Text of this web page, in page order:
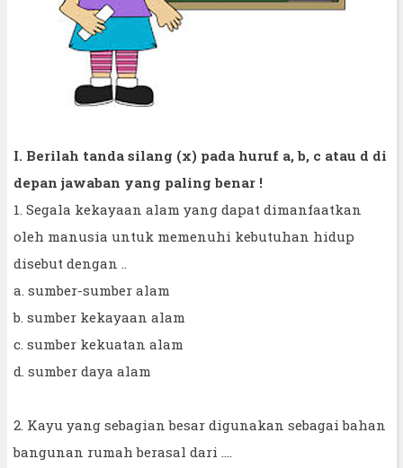
I. Berilah tanda silang (x) pada huruf a, b, c atau d di
depan jawaban yang paling benar !
1. Segala kekayaan alam yang dapat dimanfaatkan
oleh manusia untuk memenuhi kebutuhan hidup
disebut dengan ..
a. sumber-sumber alam
b. sumber kekayaan alam
c. sumber kekuatan alam
d. sumber daya alam
2. Kayu yang sebagian besar digunakan sebagai bahan
bangunan rumah berasal dari ….